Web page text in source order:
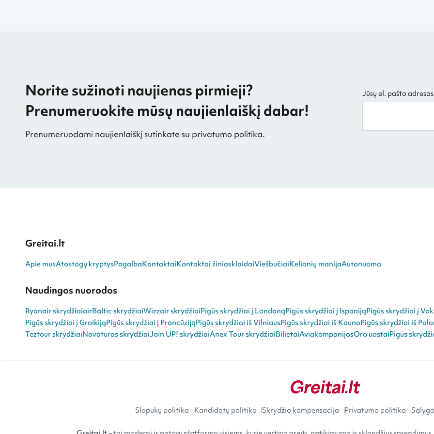
Norite sužinoti naujienas pirmieji?
Prenumeruokite mūsų naujienlaiškį dabar!
Prenumeruodami naujienlaiškį sutinkate su privatumo politika.
Jūsų el. pašto adresas
Greitai.lt
Apie musAtostogų kryptysPagalbaKontaktaiKontaktai žiniasklaidaiViešbučiaiKelionių manijaAutonuoma
Naudingos nuorodos
Ryanair skrydžiaiairBaltic skrydžiaiWizzair skrydžiaiPigūs skrydžiai į LondonąPigūs skrydžiai į IspanijąPigūs skrydžiai į
Pigūs skrydžiai į GraikijąPigūs skrydžiai į PrancūzijąPigūs skrydžiai iš VilniausPigūs skrydžiai iš KaunoPigūs skrydžiai iš
Teztour skrydžiaiNovaturas skrydžiaiJoin UP! skrydžiaiAnex Tour skrydžiaiBilietaiAviakompanijosOro uostaiPigūs
Slapukų politika Kandidatų politika Skrydžio kompensacija Privatumo politika